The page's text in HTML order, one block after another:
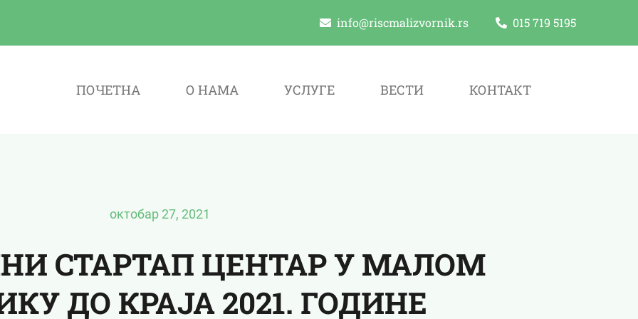
info@riscmalizvornik.rs 015 719 5195
ПОЧЕТНА О НАМА УСЛУГЕ ВЕСТИ КОНТАКТ
октобар 27, 2021
СТАРТАП ЦЕНТАР У МАЛОМ
ДО КРАЈА 2021. ГОДИНЕ